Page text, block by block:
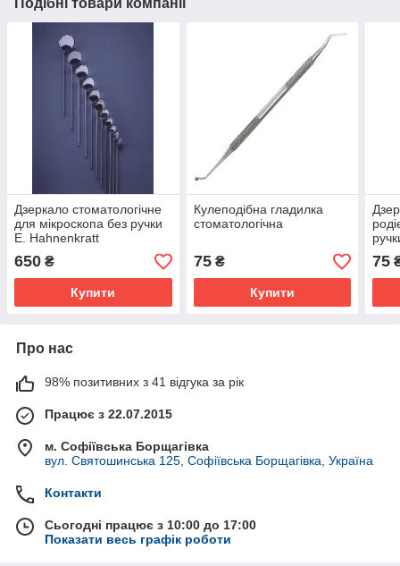
Дзеркало стоматологічне
для мікроскопа без ручки
E. Hahnenkratt
650 ₴
Купити
Кулеподібна гладилка
стоматологічна
75₴
Купити
75
Про нас
98% позитивних з 41 відгука за рік
Працює з 22.07.2015
м. Софіївська Борщагівка
вул. Святошинська 125, Софіївська Борщагівка, Україна
Контакти
Сьогодні працює з 10:00 до 17:00
Показати весь графік роботи